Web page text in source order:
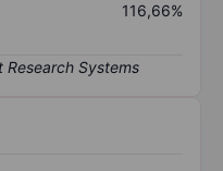
116,66%